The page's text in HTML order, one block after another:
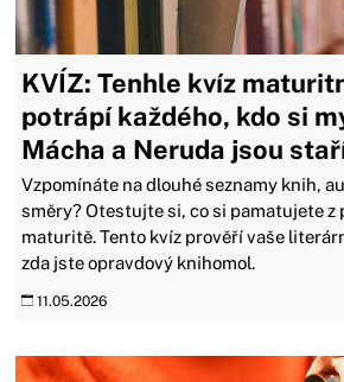
KVÍZ: Tenhle kvíz
potrápí každého, kdo si
Mácha a Neruda jsou
Vzpomínáte na dlouhé seznamy knih,
směry? Otestujte si, co si pamatujete z
maturitě. Tento kvíz prověří vaše
zda jste opravdový knihomol.
11.05.2026